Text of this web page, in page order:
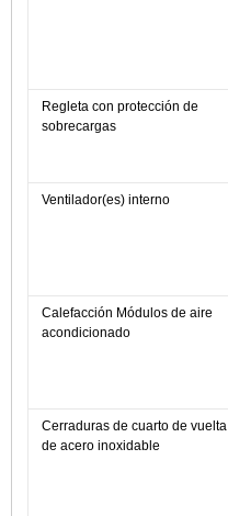
Regleta con protección de
sobrecargas
Ventilador(es) interno
Calefacción Módulos de aire
acondicionado
Cerraduras de cuarto de vuelta
de acero inoxidable